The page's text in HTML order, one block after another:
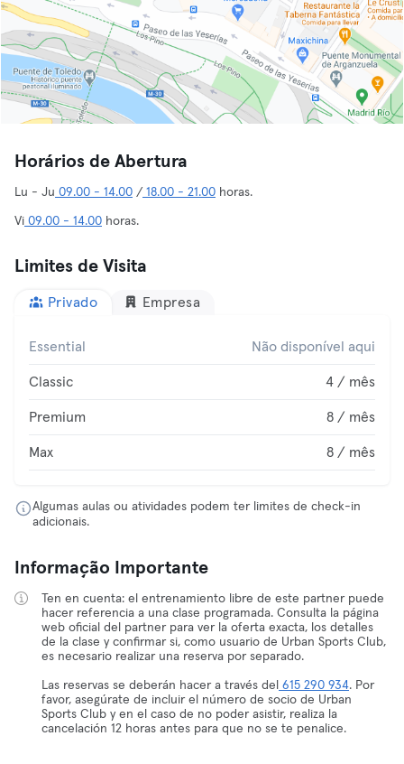
Horários de Abertura
Lu - Ju 09.00 - 14.00 / 18.00 - 21.00 horas.
Vi 09.00 - 14.00 horas.
Limites de Visita
Privado Empresa
Essential Não disponível aqui
Classic 4 / mês
Premium 8 / mês
Max 8 / mês
Algumas aulas ou atividades podem ter limites de check-in
adicionais.
Informação Importante
Ten en cuenta: el entrenamiento libre de este partner puede
hacer referencia a una clase programada. Consulta la página
web oficial del partner para ver la oferta exacta, los detalles
de la clase y confirmar si, como usuario de Urban Sports Club,
es necesario realizar una reserva por separado.
Las reservas se deberán hacer a través del 615 290 934. Por
favor, asegúrate de incluir el número de socio de Urban
Sports Club y en el caso de no poder asistir, realiza la
cancelación 12 horas antes para que no se te penalice.